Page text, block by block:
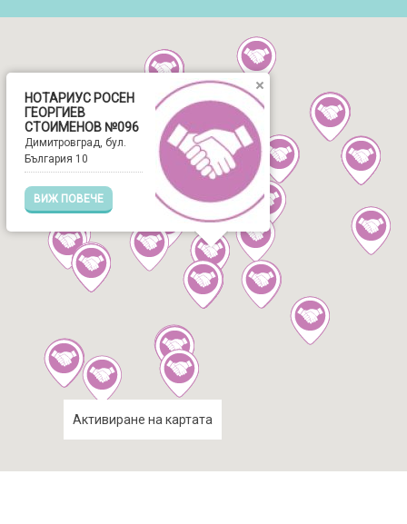
НОТАРИУС РОСЕН
ГЕОРГИЕВ
СТОИМЕНОВ №096
Димитровград, бул.
България 10
ВИЖ ПОВЕЧЕ
Активиране на картата